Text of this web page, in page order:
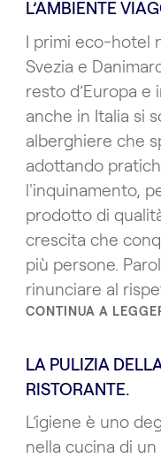
L’AMBIENTE
I primi eco-hotel
Svezia e
resto d’Europa e
anche in Italia si
alberghiere che
adottando
l'inquinamento,
prodotto di
crescita che
più persone.
rinunciare al
CONTINUA A
LA PULIZIA
RISTORANTE.
L’igiene è uno
nella cucina di